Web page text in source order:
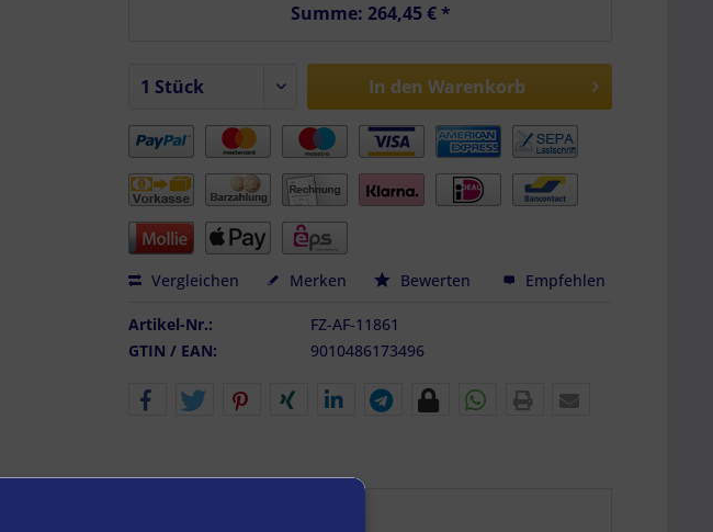
Summe: 264,45 €*
In den Warenkorb
Vergleichen Merken Bewerten Empfehlen
Artikel-Nr.:
FZ-AF-11861
GTIN / EAN:
9010486173496